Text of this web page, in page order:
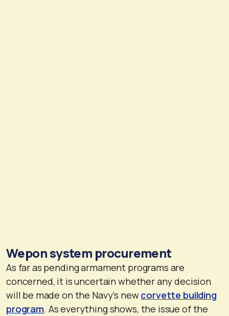
Wepon system procurement
As far as pending armament programs are
concerned, it is uncertain whether any decision
will be made on the Navy’s newcorvette building
program. As everything shows, the issue of the